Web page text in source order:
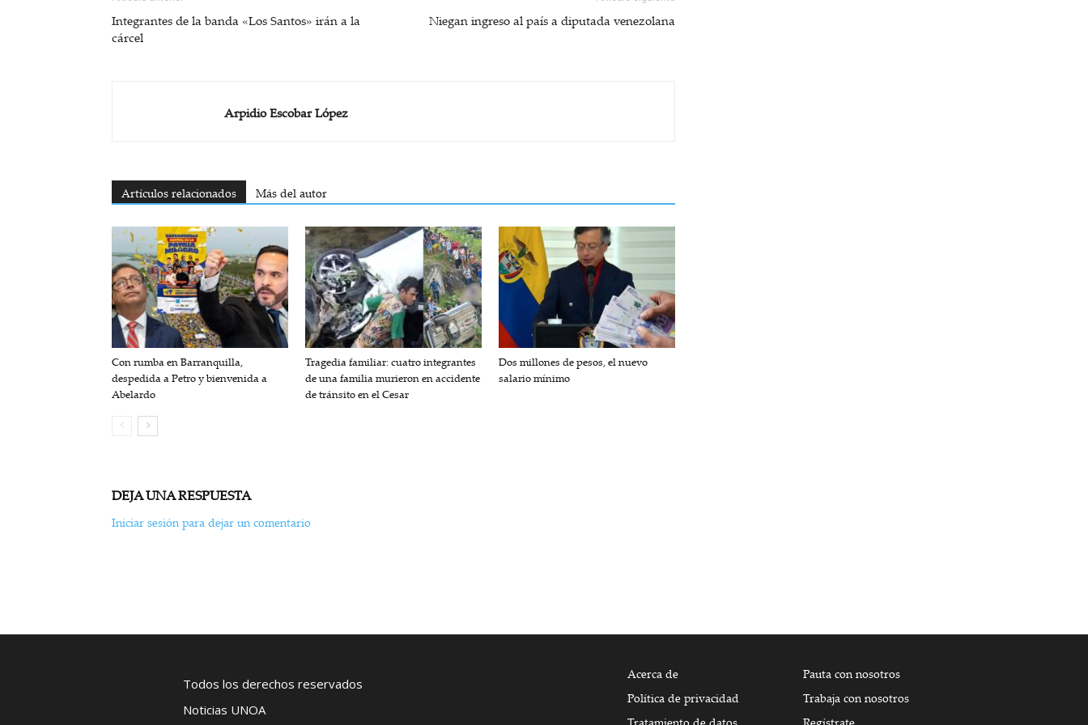
Integrantes de la banda «Los Santos» irán a la
cárcel
Niegan ingreso al país a diputada venezolana
Arpidio Escobar López
Artículos relacionados Más del autor
Con rumba en Barranquilla,
despedida a Petro y bienvenida a
Abelardo
Tragedia familiar: cuatro integrantes
de una familia murieron en accidente
de tránsito en el Cesar
Dos millones de pesos, el nuevo
salario mínimo
DEJA UNA RESPUESTA
Iniciar sesión para dejar un comentario
Todos los derechos reservados
Noticias UNOA
Acerca de
Política de privacidad
Pauta con nosotros
Trabaja con nosotros